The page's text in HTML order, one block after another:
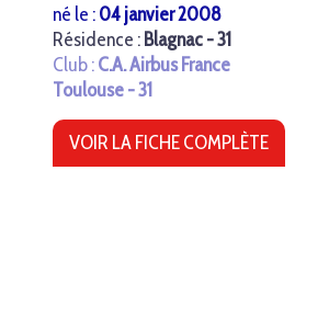
né le :04 janvier 2008
Résidence :Blagnac - 31
Club :C.A. Airbus France
Toulouse - 31
VOIR LA FICHE COMPLÈTE